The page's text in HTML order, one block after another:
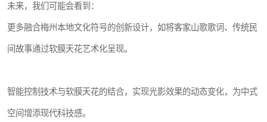
未来，我们可能会看到：
更多融合梅州本地文化符号的创新设计，如将客家山歌歌词、传统民
间故事通过软膜天花艺术化呈现。
智能控制技术与软膜天花的结合，实现光影效果的动态变化，为中式
空间增添现代科技感。